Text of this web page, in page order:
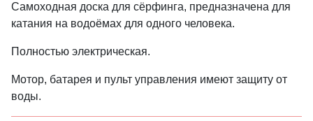
Самоходная доска для сёрфинга, предназначена для
катания на водоёмах для одного человека.
Полностью электрическая.
Мотор, батарея и пульт управления имеют защиту от
воды.